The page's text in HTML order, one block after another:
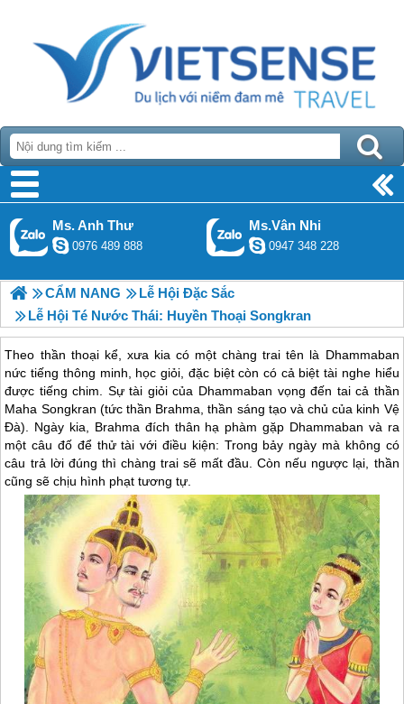
Ms. Anh Thư
0976 489 888
Ms.Vân Nhi
0947 348 228
CẨM NANG
Lễ Hội Đặc Sắc
Lễ Hội Té Nước Thái: Huyền Thoại Songkran
Theo thần thoại kể, xưa kia có một chàng trai tên là Dhammaban
nức tiếng thông minh, học giỏi, đặc biệt còn có cả biệt tài nghe hiểu
được tiếng chim. Sự tài giỏi của Dhammaban vọng đến tai cả thần
Maha Songkran (tức thần Brahma, thần sáng tạo và chủ của kinh Vệ
Đà). Ngày kia, Brahma đích thân hạ phàm gặp Dhammaban và ra
một câu đố để thử tài với điều kiện: Trong bảy ngày mà không có
câu trả lời đúng thì chàng trai sẽ mất đầu. Còn nếu ngược lại, thần
cũng sẽ chịu hình phạt tương tự.